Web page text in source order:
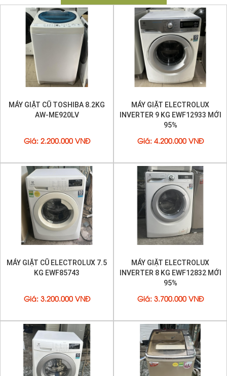
khuẩn
MÁY GIẶT CŨ TOSHIBA 8.2KG
AW-ME920LV
Giá: 2.200.000 VNĐ
MÁY GIẶT ELECTROLUX
INVERTER 9 KG EWF12933 MỚI
95%
Giá: 4.200.000 VNĐ
MÁY GIẶT CŨ ELECTROLUX 7.5
KG EWF85743
Giá : 3.200.000 VNĐ
MÁY GIẶT ELECTROLUX
INVERTER 8 KG EWF12832 MỚI
95%
Giá : 3.700.000 VNĐ